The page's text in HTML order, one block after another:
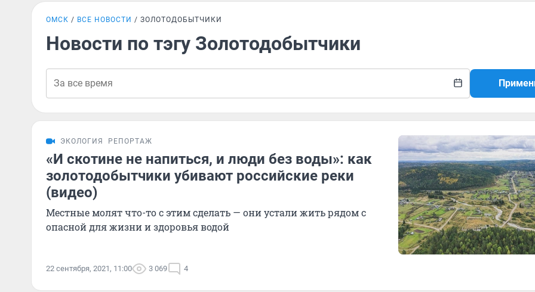
ОМСК ВСЕ НОВОСТИ ЗОЛОТОДОБЫТЧИКИ
Новости по тэгу Золотодобытчики
ЭКОЛОГИЯ РЕПОРТАЖ
«И скотине не напиться, и люди без воды»: как
золотодобытчики убивают российские реки
(видео)
Местные молят что-то с этим сделать — они устали жить рядом с
опасной для жизни и здоровья водой
22 сентября, 2021, 11:00 3 069 4